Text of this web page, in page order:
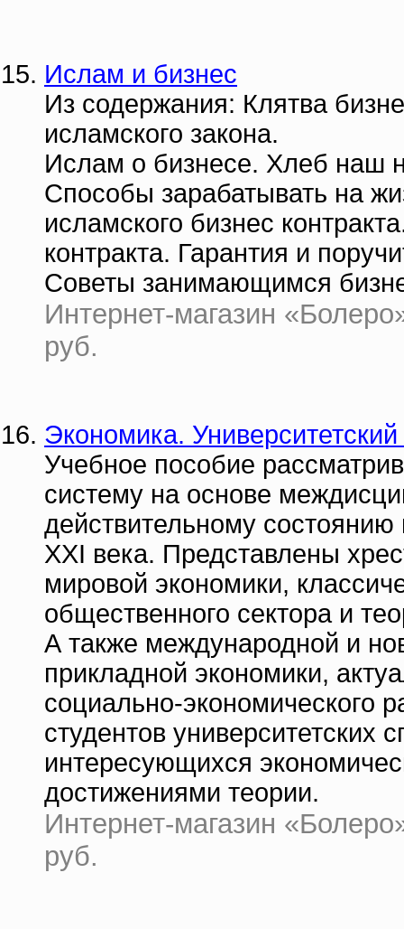
Ислам и бизнес
Из содержания: Клятва
исламского закона.
Ислам о бизнесе. Хлеб наш
Способы зарабатывать на
исламского бизнес
контракта. Гарантия и
Советы занимающимся
Интернет-магазин
руб.
Экономика. Университетский
Учебное пособие
систему на основе
действительному
XXI века. Представлены
мировой экономики,
общественного сектора и
А также международной и
прикладной экономики,
социально-экономического
студентов университетских
интересующихся
достижениями теории.
Интернет-магазин
руб.